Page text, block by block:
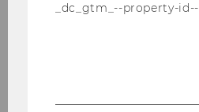
_dc_gtm_--property-id--